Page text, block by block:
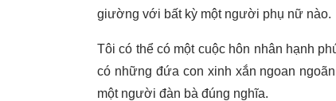
giường với bất kỳ một người phụ nữ nào.
Tôi có thể có một cuộc hôn nhân hạnh
có những đứa con xinh xắn ngoan
một người đàn bà đúng nghĩa.